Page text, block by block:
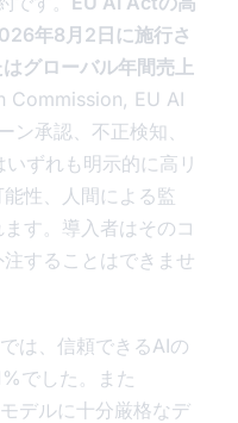
年8月2日に施行さ
グローバル年間売上
Commission, EU AI
承認、不正検知、
ずれも明示的に高リ
性、人間による監
す。導入者はそのコ
することはできませ
は、信頼できるAIの
でした。また
デルに十分厳格なデ